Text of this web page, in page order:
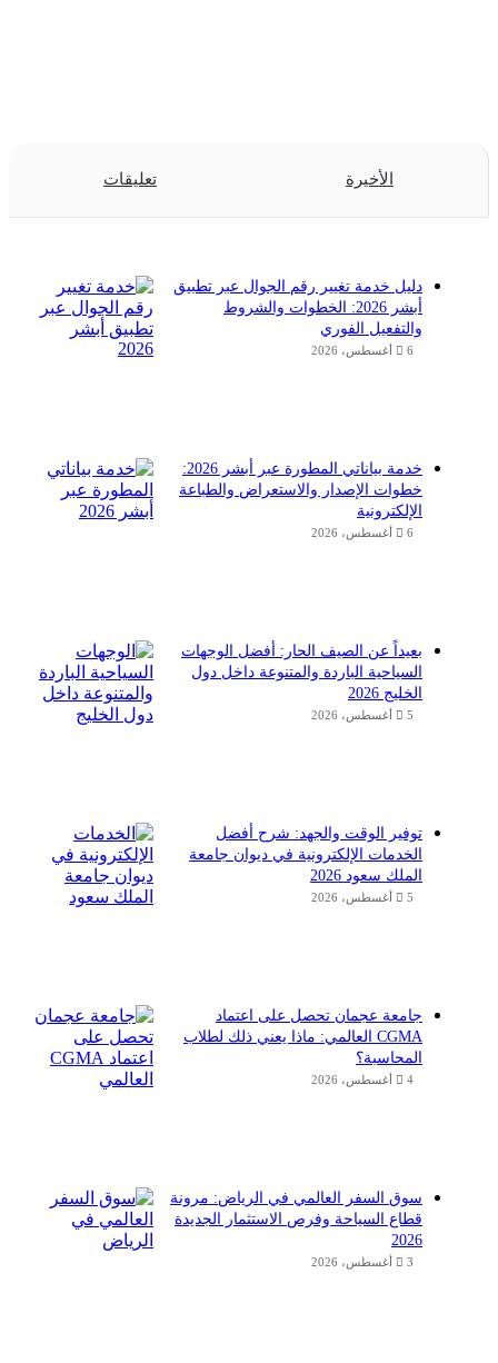
الأخيرة تعليقات
دليل خدمة تغيير رقم الجوال عبر تطبيق
أبشر 2026: الخطوات والشروط
والتفعيل الفوري
6 أغسطس، 2026
خدمة بياناتي المطورة عبر أبشر 2026:
خطوات الإصدار والاستعراض والطباعة
الإلكترونية
6 أغسطس، 2026
بعيداً عن الصيف الحار: أفضل الوجهات
السياحية الباردة والمتنوعة داخل دول
الخليج 2026
5 أغسطس، 2026
توفير الوقت والجهد: شرح أفضل
الخدمات الإلكترونية في ديوان جامعة
الملك سعود 2026
5 أغسطس، 2026
جامعة عجمان تحصل على اعتماد
CGMA العالمي: ماذا يعني ذلك لطلاب
المحاسبة؟
4 أغسطس، 2026
سوق السفر العالمي في الرياض: مرونة
قطاع السياحة وفرص الاستثمار الجديدة
2026
3 أغسطس، 2026